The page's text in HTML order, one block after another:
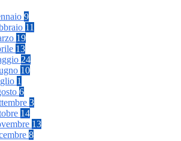
9
11
19
13
24
10
1
6
3
14
13
8